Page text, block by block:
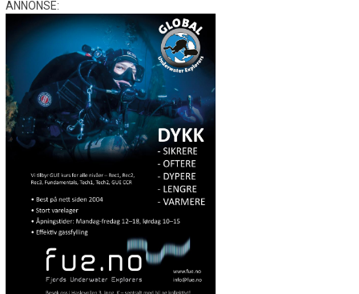
ANNONSE: